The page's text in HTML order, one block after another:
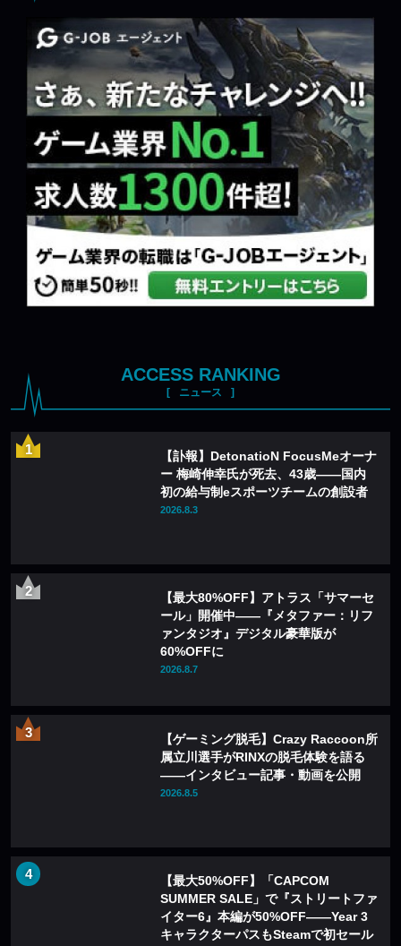
ACCESS RANKING
ニュース
【訃報】DetonatioN FocusMeオーナ
ー 梅崎伸幸氏が死去、43歳——国内
初の給与制eスポーツチームの創設者
2026.8.3
【最大80%OFF】アトラス「サマーセ
ール」開催中——『メタファー：リフ
ァンタジオ』デジタル豪華版が
60%OFFに
2026.8.7
【ゲーミング脱毛】Crazy Raccoon所
属立川選手がRINXの脱毛体験を語る
——インタビュー記事・動画を公開
2026.8.5
【最大50%OFF】「CAPCOM
SUMMER SALE」で『ストリートファ
イター6』本編が50%OFF——Year 3
キャラクターパスもSteamで初セール